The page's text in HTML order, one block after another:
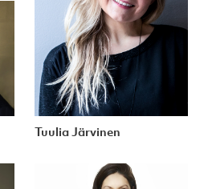
Tuulia Järvinen